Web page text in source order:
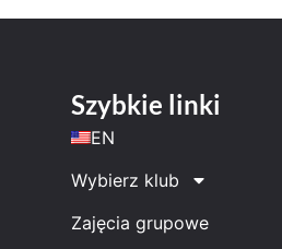
Szybkie linki
EN
Wybierz klub
Zajęcia grupowe